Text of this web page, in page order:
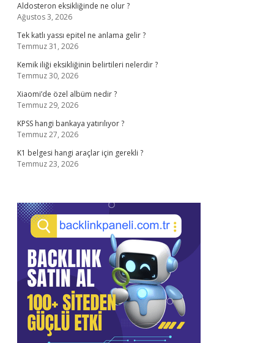
Aldosteron eksikliğinde ne olur ?
Ağustos 3, 2026
Tek katlı yassı epitel ne anlama gelir ?
Temmuz 31, 2026
Kemik iliği eksikliğinin belirtileri nelerdir ?
Temmuz 30, 2026
Xiaomi’de özel albüm nedir ?
Temmuz 29, 2026
KPSS hangi bankaya yatırılıyor ?
Temmuz 27, 2026
K1 belgesi hangi araçlar için gerekli ?
Temmuz 23, 2026